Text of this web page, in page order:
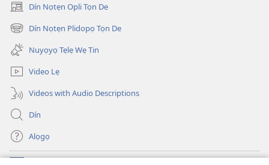
Dín Nọtẹn Opli Tọn De
(opens
new
window)
Dín Nọtẹn Plidopọ Tọn De
(opens
new
window)
Nuyọyọ Tẹlẹ Wẹ Tin
Video Lẹ
Videos with Audio Descriptions
Dín
Alọgọ